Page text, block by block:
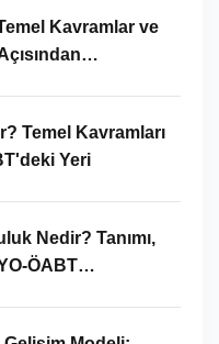
Kavramlar ve
Temel Kavramları
Yeri
Nedir? Tanımı,
ÖABT